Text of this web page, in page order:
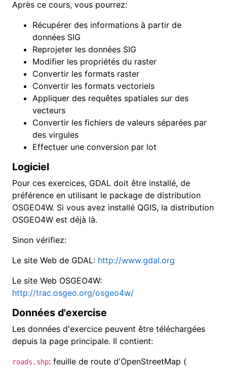
Après ce cours, vous pourrez:
Récupérer des informations à partir de
données SIG
Reprojeter les données SIG
Modifier les propriétés du raster
Convertir les formats raster
Convertir les formats vectoriels
Appliquer des requêtes spatiales sur des
vecteurs
Convertir les fichiers de valeurs séparées par
des virgules
Effectuer une conversion par lot
Logiciel
Pour ces exercices, GDAL doit être installé, de
préférence en utilisant le package de distribution
OSGEO4W. Si vous avez installé QGIS, la distribution
OSGEO4W est déjà là.
Sinon vérifiez:
Le site Web de GDAL: http://www.gdal.org
Le site Web OSGEO4W:
http://trac.osgeo.org/osgeo4w/
Données d'exercise
Les données d'exercice peuvent être téléchargées
depuis la page principale. Il contient:
roads.shp: feuille de route d'OpenStreetMap (